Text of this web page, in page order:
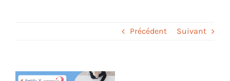
Fortify Précédent Suivant
Voir